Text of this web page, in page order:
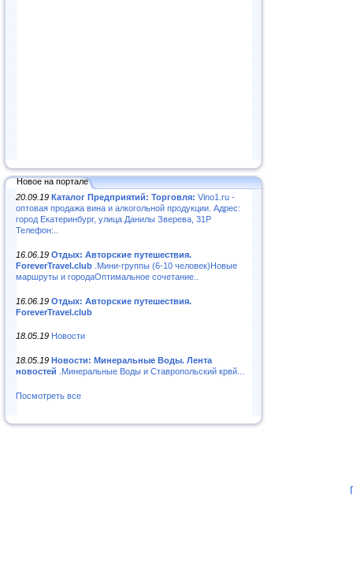
Новое на портале
20.09.19 Каталог Предприятий: Торговля: Vino1.ru -
оптовая продажа вина и алкогольной продукции. Адрес:
город Екатеринбург, улица Данилы Зверева, 31Р
Телефон:..
16.06.19 Отдых: Авторские путешествия.
ForeverTravel.club .Мини-группы (6-10 человек)Новые
маршруты и городаОптимальное сочетание..
16.06.19 Отдых: Авторские путешествия.
ForeverTravel.club
18.05.19 Новости
18.05.19 Новости: Минеральные Воды. Лента
новостей .Минеральные Воды и Ставропольский крвй...
Посмотреть все